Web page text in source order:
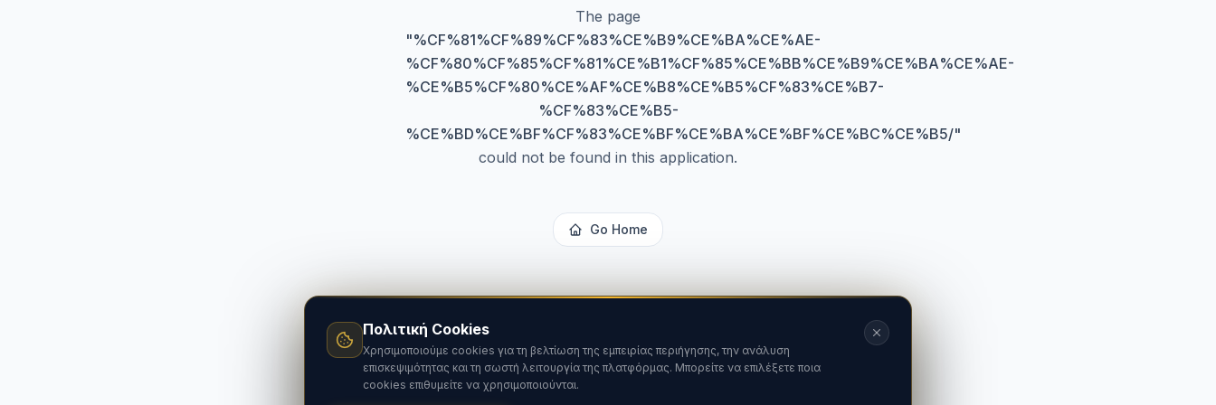
The page
"%CF%81%CF%89%CF%83%CE%B9%CE%BA%CE%AE-
%CF%80%CF%85%CF%81%CE%B1%CF%85%CE%BB%CE%B9%CE%BA%CE%AE-
%CE%B5%CF%80%CE%AF%CE%B8%CE%B5%CF%83%CE%B7-
%CF%83%CE%B5-
%CE%BD%CE%BF%CF%83%CE%BF%CE%BA%CE%BF%CE%BC%CE%B5/"
could not be found in this application.
Go Home
Πολιτική Cookies
Χρησιμοποιούμε cookies για τη βελτίωση της εμπειρίας περιήγησης, την ανάλυση
επισκεψιμότητας και τη σωστή λειτουργία της πλατφόρμας. Μπορείτε να επιλέξετε ποια
cookies επιθυμείτε να χρησιμοποιούνται.